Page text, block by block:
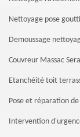
Nettoyage pose
Demoussage
Couvreur Massac
Etanchéité toit
Pose et réparation
Intervention